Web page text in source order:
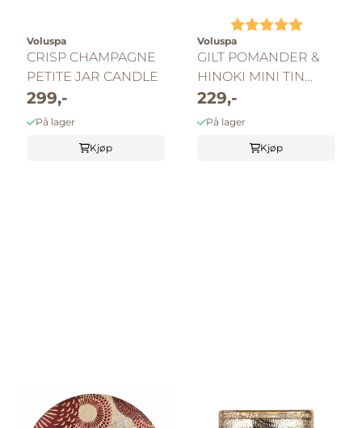
Voluspa
CRISP CHAMPAGNE
PETITE JAR CANDLE
299,-
På lager
Kjøp
Karakter: 5.0 av 5
Voluspa
GILT POMANDER &
HINOKI MINI TIN
CANDLE
229,-
På lager
Kjøp